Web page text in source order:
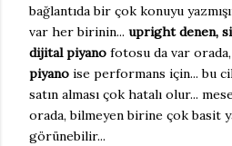
bağlantıda bir çok konuyu
var her birinin... upright denen,
dijital piyano fotosu da var orada,
piyano ise performans için... bu
satın alması çok hatalı olur...
orada, bilmeyen birine çok basit
görünebilir...